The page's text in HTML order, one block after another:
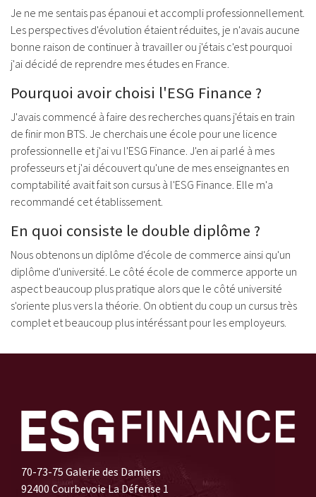
Je ne me sentais pas épanoui et accompli professionnellement.
Les perspectives d'évolution étaient réduites, je n'avais aucune
bonne raison de continuer à travailler ou j'étais c'est pourquoi
j'ai décidé de reprendre mes études en France.
Pourquoi avoir choisi l'ESG Finance ?
J'avais commencé à faire des recherches quans j'étais en train
de finir mon BTS. Je cherchais une école pour une licence
professionnelle et j'ai vu l'ESG Finance. J'en ai parlé à mes
professeurs et j'ai découvert qu'une de mes enseignantes en
comptabilité avait fait son cursus à l'ESG Finance. Elle m'a
recommandé cet établissement.
En quoi consiste le double diplôme ?
Nous obtenons un diplôme d'école de commerce ainsi qu'un
diplôme d'université. Le côté école de commerce apporte un
aspect beaucoup plus pratique alors que le côté université
s'oriente plus vers la théorie. On obtient du coup un cursus très
complet et beaucoup plus intéréssant pour les employeurs.
70-73-75 Galerie des Damiers
92400 Courbevoie La Défense 1